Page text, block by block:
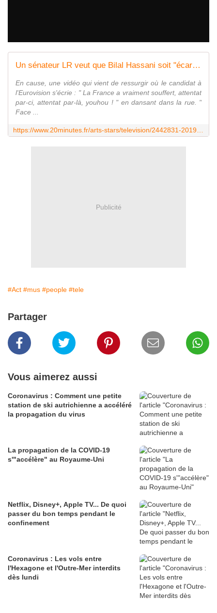
Un sénateur LR veut que Bilal Hassani soit "écarté d'urgence du concours"
En cause, une vidéo qui vient de ressurgir où le candidat à
l'Eurovision s'écrie : " La France a vraiment souffert, attentat
par-ci, attentat par-là, youhou ! " en dansant dans la rue. "
Face ...
Publicité
#Act #mus #people #tele
Partager
Vous aimerez aussi
Coronavirus : Comment une petite
station de ski autrichienne a accéléré
la propagation du virus
La propagation de la COVID-19
s'"accélère" au Royaume-Uni
Netflix, Disney+, Apple TV... De quoi
passer du bon temps pendant le
confinement
Coronavirus : Les vols entre
l'Hexagone et l'Outre-Mer interdits
dès lundi